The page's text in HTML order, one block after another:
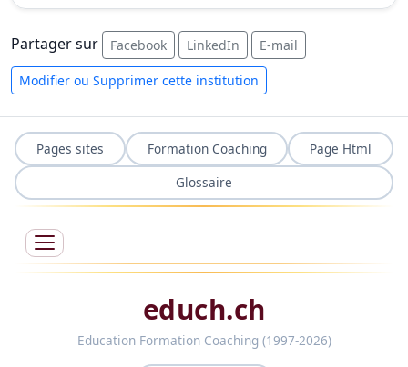
Partager sur Facebook LinkedIn E-mail
Modifier ou Supprimer cette institution
Pages sites Formation Coaching
Page Html
Glossaire
educh.ch
Education Formation Coaching (1997-2026)